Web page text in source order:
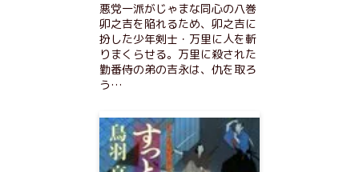
悪党一派がじゃまな同心の八巻
卯之吉を陥れるため、卯之吉に
扮した少年剣士・万里に人を斬
りまくらせる。万里に殺された
勤番侍の弟の吉永は、仇を取ろ
う…